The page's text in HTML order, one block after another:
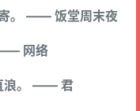
。 —— 饭堂周末夜
网络
浪。 —— 君